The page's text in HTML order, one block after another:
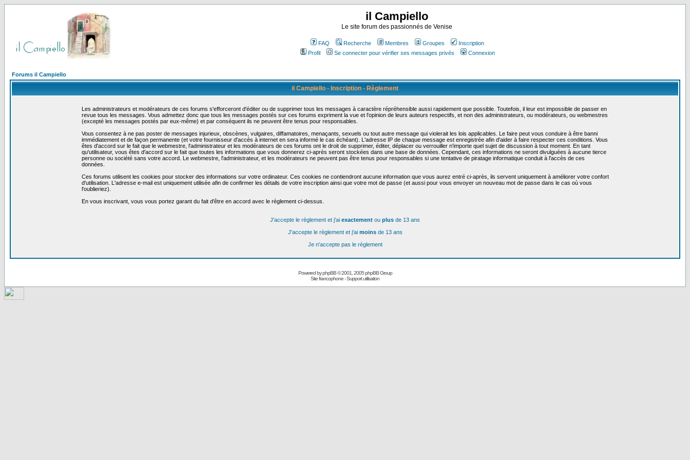
il Campiello
Le site forum des passionnés de Venise
FAQ Recherche Membres Groupes
Inscription
Profil
Se connecter pour vérifier ses messages privés Connexion
Forums il Campiello
il Campiello - Inscription - Règlement
Les administrateurs et modérateurs de ces forums s'efforceront d'éditer ou de supprimer tous les messages à caractère répréhensible aussi rapidement que possible. Toutefois, il leur est impossible de passer en
revue tous les messages. Vous admettez donc que tous les messages postés sur ces forums expriment la vue et l'opinion de leurs auteurs respectifs, et non des administrateurs, ou modérateurs, ou webmestres
(excepté les messages postés par eux-même) et par conséquent ils ne peuvent être tenus pour responsables.
Vous consentez à ne pas poster de messages injurieux, obscènes, vulgaires, diffamatoires, menaçants, sexuels ou tout autre message qui violerait les lois applicables. Le faire peut vous conduire à être banni
immédiatement et de façon permanente (et votre fournisseur d'accès à internet en sera informé le cas échéant). L'adresse IP de chaque message est enregistrée afin d'aider à faire respecter ces conditions. Vous
êtes d'accord sur le fait que le webmestre, l'administrateur et les modérateurs de ces forums ont le droit de supprimer, éditer, déplacer ou verrouiller n'importe quel sujet de discussion à tout moment. En tant
qu'utilisateur, vous êtes d'accord sur le fait que toutes les informations que vous donnerez ci-après seront stockées dans une base de données. Cependant, ces informations ne seront divulguées à aucune tierce
personne ou société sans votre accord. Le webmestre, l'administrateur, et les modérateurs ne peuvent pas être tenus pour responsables si une tentative de piratage informatique conduit à l'accès de ces
données.
Ces forums utilisent les cookies pour stocker des informations sur votre ordinateur. Ces cookies ne contiendront aucune information que vous aurez entré ci-après, ils servent uniquement à améliorer votre confort
d'utilisation. L'adresse e-mail est uniquement utilisée afin de confirmer les détails de votre inscription ainsi que votre mot de passe (et aussi pour vous envoyer un nouveau mot de passe dans le cas où vous
l'oublieriez).
En vous inscrivant, vous vous portez garant du fait d'être en accord avec le règlement ci-dessus.
J'accepte le règlement et j'ai exactement ou plus de 13 ans
J'accepte le règlement et j'ai moinsde 13 ans
Je n'accepte pas le règlement
Powered byphpBB© 2001, 2005 phpBB Group
Site francophone-Support utilisation